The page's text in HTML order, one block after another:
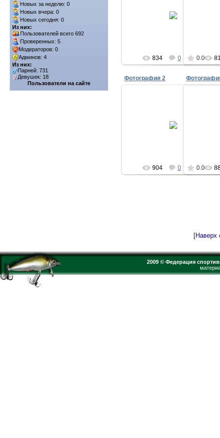
Новых за неделю: 0
Новых вчера: 0
Новых сегодня: 0
Из них:
Пользователей всего 692
Проверенных: 5
Модераторов: 0
Админов: 4
Из них:
Парней: 731
Девушек: 18
Пользователи на сайте
834 0 0.0
Фотография 2
904 0 0.0
[Наверх
2009 © Федерация